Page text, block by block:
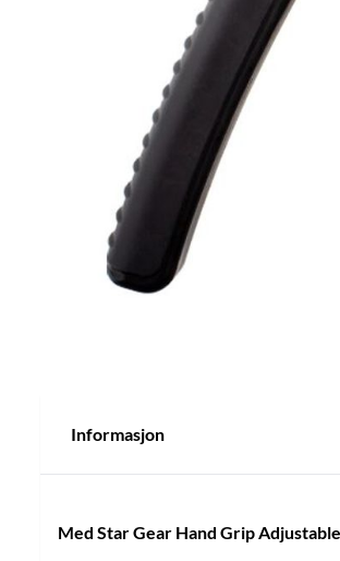
Informasjon
Med Star Gear Hand Grip Adjustable